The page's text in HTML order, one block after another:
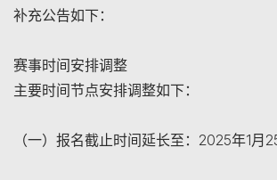
补充公告如下：
赛事时间安排调整
主要时间节点安排调整如下：
（一）报名截止时间延长至：2025年1月